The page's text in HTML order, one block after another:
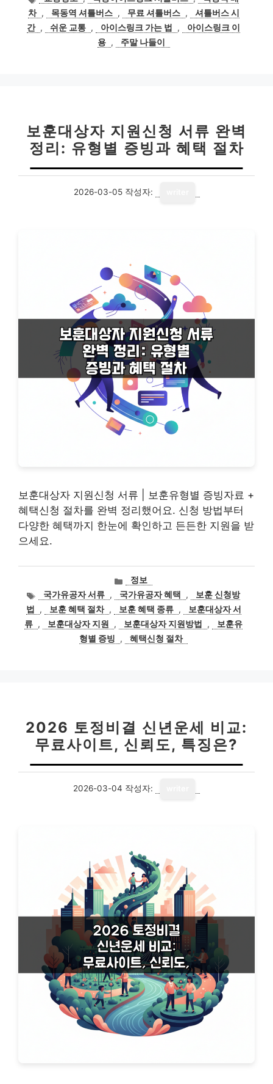
고
리
차 , 목동역 셔틀버스 , 무료 셔틀버스 ,
셔틀버스 시
간 , 쉬운 교통 , 아이스링크 가는 법 ,
아이스링크 이
용 , 주말 나들이
보훈대상자 지원신청 서류 완벽
정리: 유형별 증빙과 혜택 절차
2026-03-05 작성자:
보훈대상자 지원신청 서류 | 보훈유형별 증빙자료 +
혜택신청 절차를 완벽 정리했어요. 신청 방법부터
다양한 혜택까지 한눈에 확인하고 든든한 지원을 받
으세요.
카
테
고
리
정보
태국가유공자 서류 , 국가유공자 혜택 ,
보훈 신청방
법
, 보훈 혜택 절차 , 보훈 혜택 종류 ,
보훈대상자 서
류 , 보훈대상자 지원 , 보훈대상자 지원방법 ,
보훈유
형별 증빙
, 혜택신청 절차
2026 토정비결 신년운세 비교:
무료사이트, 신뢰도, 특징은?
2026-03-04 작성자: